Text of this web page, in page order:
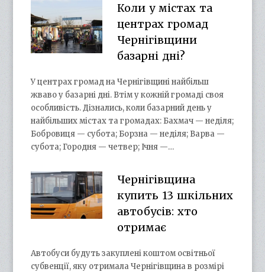
Коли у містах та
центрах громад
Чернігівщини
базарні дні?
У центрах громад на Чернігівщині найбільш
жваво у базарні дні. Втім у кожній громаді своя
особливість. Дізнались, коли базарний день у
найбільших містах та громадах: Бахмач — неділя;
Бобровиця — субота; Борзна — неділя; Варва —
субота; Городня — четвер; Ічня —…
Чернігівщина
купить 13 шкільних
автобусів: хто
отримає
Автобуси будуть закуплені коштом освітньої
субвенції, яку отримала Чернігівщина в розмірі